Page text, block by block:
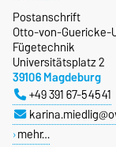
Postanschrift
Otto-von-
Fügetechnik
Universitätsplatz 2
39106 Magdeburg
+49 391 67-54541
mehr…